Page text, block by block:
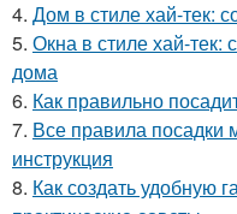
4. Дом в стиле хай-тек:
5. Окна в стиле хай-
дома
6. Как правильно
7. Все правила посадки
инструкция
8. Как создать удобную